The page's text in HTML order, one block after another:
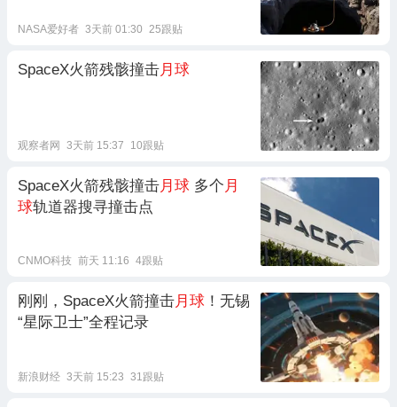
NASA爱好者 3天前 01:30 25跟贴
SpaceX火箭残骸撞击月球
观察者网 3天前 15:37 10跟贴
SpaceX火箭残骸撞击月球 多个 月
球轨道器搜寻撞击点
CNMO科技 前天 11:16 4跟贴
刚刚，SpaceX火箭撞击月球 ！无锡
“星际卫士”全程记录
新浪财经 3天前 15:23 31跟贴